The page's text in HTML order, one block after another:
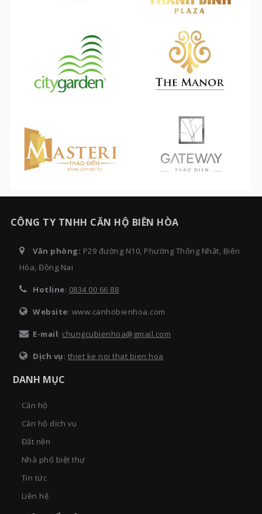
CÔNG TY TNHH CĂN HỘ BIÊN HÒA
Văn phòng: P29 đường N10, Phường Thống Nhất, Biên
Hòa, Đồng Nai
Hotline: 0834 00 66 88
Website: www.canhobienhoa.com
E-mail: chungcubienhoa@gmail.com
Dịch vụ: thiet ke noi that bien hoa
DANH MỤC
Căn hộ
Căn hộ dịch vụ
Đất nền
Nhà phố biệt thự
Tin tức
Liên hệ